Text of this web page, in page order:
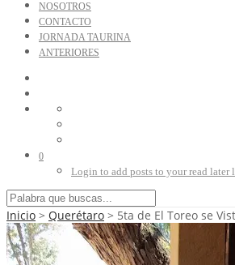
NOSOTROS
CONTACTO
JORNADA TAURINA
ANTERIORES
0
Login to add posts to your read later
Inicio > Querétaro > 5ta de El Toreo se